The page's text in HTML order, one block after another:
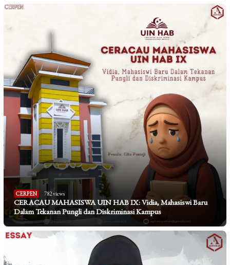
CERPEN 782 views
CERACAU MAHASISWA UIN HAB IX: Vidia, Mahasiswi Baru
Dalam Tekanan Pungli dan Diskriminasi Kampus